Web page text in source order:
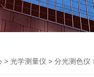
> 光学测量仪 > 分光测色仪